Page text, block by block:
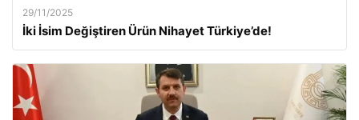
29/11/2025
İki İsim Değiştiren Ürün Nihayet Türkiye’de!